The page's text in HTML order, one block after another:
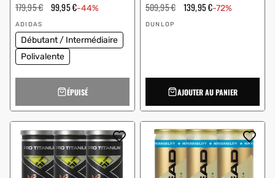
Prix
régulier
179,95 € Prix
99,95 €-44%
Vendeur
:
ADIDAS
Débutant / Intermédiaire
Polivalente
ÉPUISÉ
Prix
régulier
509,95 € Prix
139,95 €-72%
Vendeur
DUNLOP
AJOUTER AU PANIER